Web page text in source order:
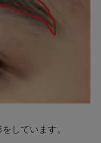
しています。